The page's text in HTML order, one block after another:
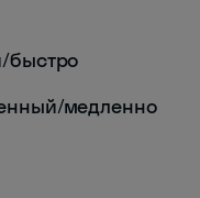
быстро
медленно